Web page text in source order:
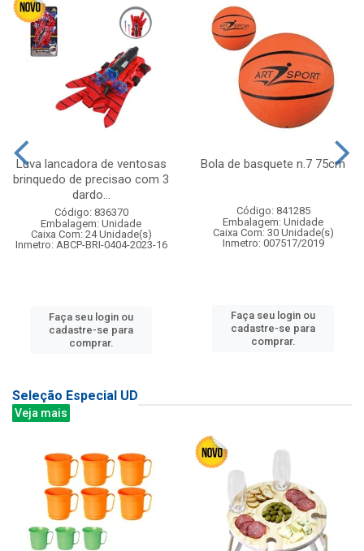
Luva lancadora de ventosas
brinquedo de precisao com 3
dardo...
Código: 836370
Embalagem: Unidade
Caixa Com: 24 Unidade(s)
Inmetro: ABCP-BRI-0404-2023-16
Faça seu login ou
cadastre-se para
comprar.
Bola de basquete n.7 75cm
Código: 841285
Embalagem: Unidade
Caixa Com: 30 Unidade(s)
Inmetro: 007517/2019
Faça seu login ou
cadastre-se para
comprar.
Seleção Especial UD
Veja mais